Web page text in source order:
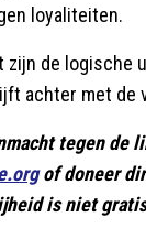
loyaliteiten.
de logische
achter met
tegen de
of doneer
is niet